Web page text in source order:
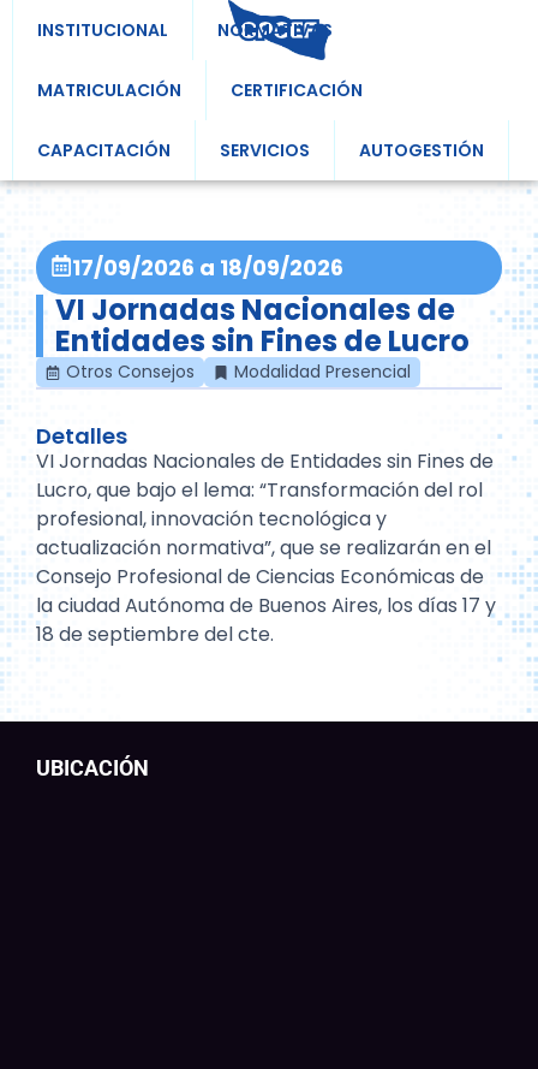
INSTITUCIONAL NORMATIVAS
MATRICULACIÓN CERTIFICACIÓN
CAPACITACIÓN SERVICIOS AUTOGESTIÓN
17/09/2026 a 18/09/2026
VI Jornadas Nacionales de
Entidades sin Fines de Lucro
Otros Consejos Modalidad Presencial
Detalles
VI Jornadas Nacionales de Entidades sin Fines de
Lucro, que bajo el lema: “Transformación del rol
profesional, innovación tecnológica y
actualización normativa”, que se realizarán en el
Consejo Profesional de Ciencias Económicas de
la ciudad Autónoma de Buenos Aires, los días 17 y
18 de septiembre del cte.
UBICACIÓN